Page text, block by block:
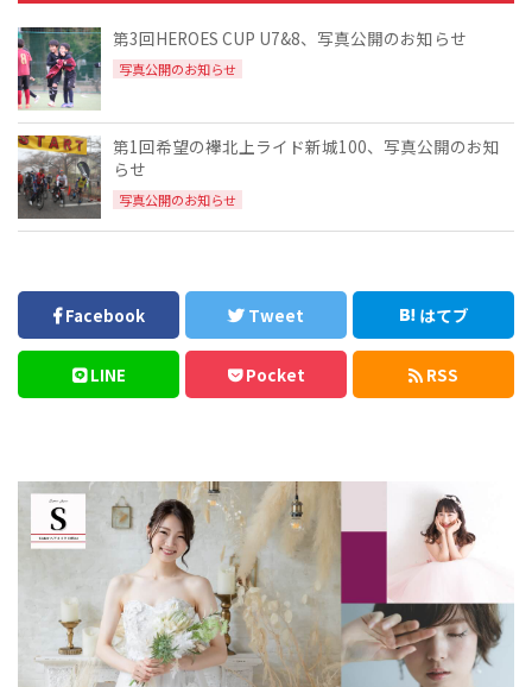
Facebook Tweet はてブ
LINE Pocket RSS
第3回HEROES CUP U7&8、写真公開のお知らせ
写真公開のお知らせ
第1回希望の襷北上ライド新城100、写真公開のお知
らせ
写真公開のお知らせ